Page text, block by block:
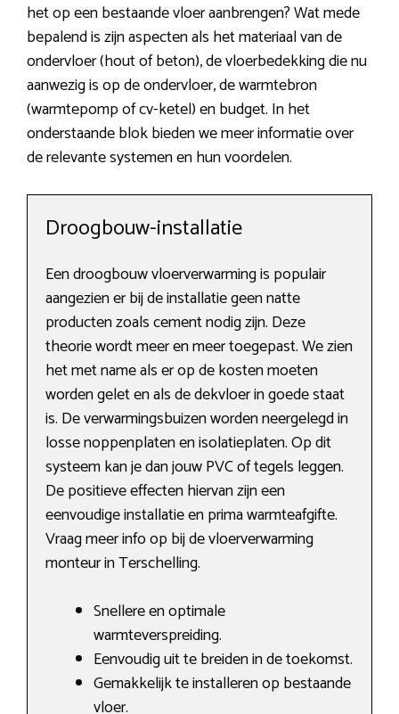
het op een bestaande vloer aanbrengen? Wat mede
bepalend is zijn aspecten als het materiaal van de
ondervloer (hout of beton), de vloerbedekking die nu
aanwezig is op de ondervloer, de warmtebron
(warmtepomp of cv-ketel) en budget. In het
onderstaande blok bieden we meer informatie over
de relevante systemen en hun voordelen.
Droogbouw-installatie
Een droogbouw vloerverwarming is populair
aangezien er bij de installatie geen natte
producten zoals cement nodig zijn. Deze
theorie wordt meer en meer toegepast. We zien
het met name als er op de kosten moeten
worden gelet en als de dekvloer in goede staat
is. De verwarmingsbuizen worden neergelegd in
losse noppenplaten en isolatieplaten. Op dit
systeem kan je dan jouw PVC of tegels leggen.
De positieve effecten hiervan zijn een
eenvoudige installatie en prima warmteafgifte.
Vraag meer info op bij de vloerverwarming
monteur in Terschelling.
Snellere en optimale
warmteverspreiding.
Eenvoudig uit te breiden in de toekomst.
Gemakkelijk te installeren op bestaande
vloer.